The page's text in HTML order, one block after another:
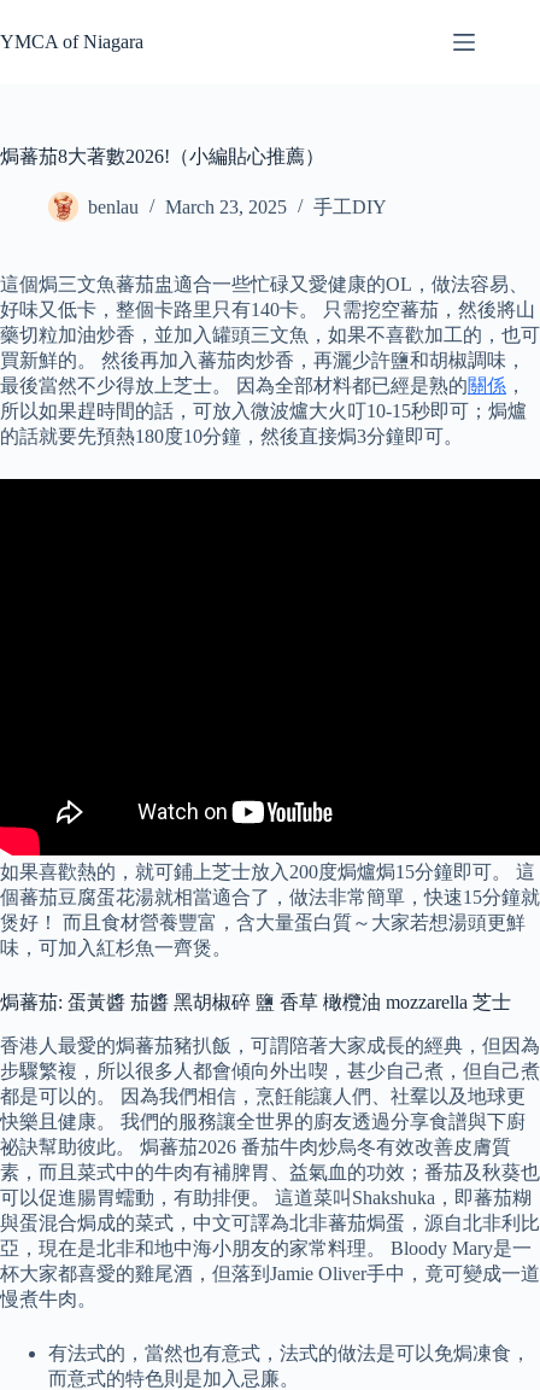
to
content
YMCA of Niagara
焗蕃茄8大著數2026!（小編貼心推薦）
benlau March 23, 2025 手工DIY
這個焗三文魚蕃茄盅適合一些忙碌又愛健康的OL，做法容易、
好味又低卡，整個卡路里只有140卡。 只需挖空蕃茄，然後將山
藥切粒加油炒香，並加入罐頭三文魚，如果不喜歡加工的，也可
買新鮮的。 然後再加入蕃茄肉炒香，再灑少許鹽和胡椒調味，
最後當然不少得放上芝士。 因為全部材料都已經是熟的關係 ，
所以如果趕時間的話，可放入微波爐大火叮10-15秒即可；焗爐
的話就要先預熱180度10分鐘，然後直接焗3分鐘即可。
如果喜歡熱的，就可鋪上芝士放入200度焗爐焗15分鐘即可。 這
個蕃茄豆腐蛋花湯就相當適合了，做法非常簡單，快速15分鐘就
煲好！ 而且食材營養豐富，含大量蛋白質～大家若想湯頭更鮮
味，可加入紅杉魚一齊煲。
焗蕃茄: 蛋黃醬 茄醬 黑胡椒碎 鹽 香草 橄欖油 mozzarella 芝士
香港人最愛的焗蕃茄豬扒飯，可謂陪著大家成長的經典，但因為
步驟繁複，所以很多人都會傾向外出喫，甚少自己煮，但自己煮
都是可以的。 因為我們相信，烹飪能讓人們、社羣以及地球更
快樂且健康。 我們的服務讓全世界的廚友透過分享食譜與下廚
祕訣幫助彼此。 焗蕃茄2026 番茄牛肉炒烏冬有效改善皮膚質
素，而且菜式中的牛肉有補脾胃、益氣血的功效；番茄及秋葵也
可以促進腸胃蠕動，有助排便。 這道菜叫Shakshuka，即蕃茄糊
與蛋混合焗成的菜式，中文可譯為北非蕃茄焗蛋，源自北非利比
亞，現在是北非和地中海小朋友的家常料理。 Bloody Mary是一
杯大家都喜愛的雞尾酒，但落到Jamie Oliver手中，竟可變成一道
慢煮牛肉。
有法式的，當然也有意式，法式的做法是可以免焗凍食，
而意式的特色則是加入忌廉。